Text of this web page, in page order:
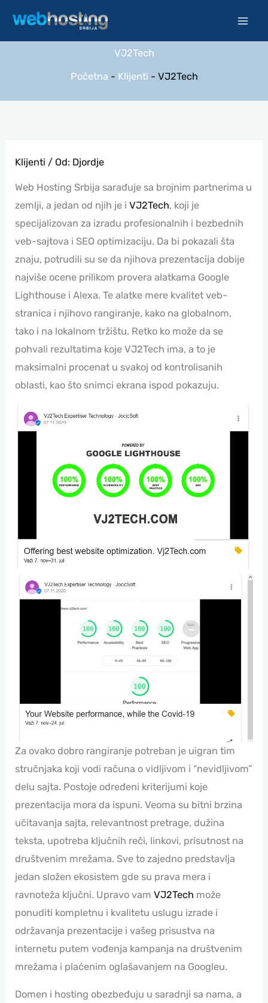
sadržaj
VJ2Tech
Početna - Klijenti - VJ2Tech
Klijenti / Od: Djordje
Web Hosting Srbija sarađuje sa brojnim partnerima u
zemlji, a jedan od njih je iVJ2Tech, koji je
specijalizovan za izradu profesionalnih i bezbednih
veb-sajtova i SEO optimizaciju. Da bi pokazali šta
znaju, potrudili su se da njihova prezentacija dobije
najviše ocene prilikom provera alatkama Google
Lighthouse i Alexa. Te alatke mere kvalitet veb-
stranica i njihovo rangiranje, kako na globalnom,
tako i na lokalnom tržištu. Retko ko može da se
pohvali rezultatima koje VJ2Tech ima, a to je
maksimalni procenat u svakoj od kontrolisanih
oblasti, kao što snimci ekrana ispod pokazuju.
Za ovako dobro rangiranje potreban je uigran tim
stručnjaka koji vodi računa o vidljivom i “nevidljivom”
delu sajta. Postoje određeni kriterijumi koje
prezentacija mora da ispuni. Veoma su bitni brzina
učitavanja sajta, relevantnost pretrage, dužina
teksta, upotreba ključnih reči, linkovi, prisutnost na
društvenim mrežama. Sve to zajedno predstavlja
jedan složen ekosistem gde su prava mera i
ravnoteža ključni. Upravo vamVJ2Tech može
ponuditi kompletnu i kvalitetu uslugu izrade i
održavanja prezentacije i vašeg prisustva na
internetu putem vođenja kampanja na društvenim
mrežama i plaćenim oglašavanjem na Googleu.
Domen i hosting obezbeđuju u saradnji sa nama, a